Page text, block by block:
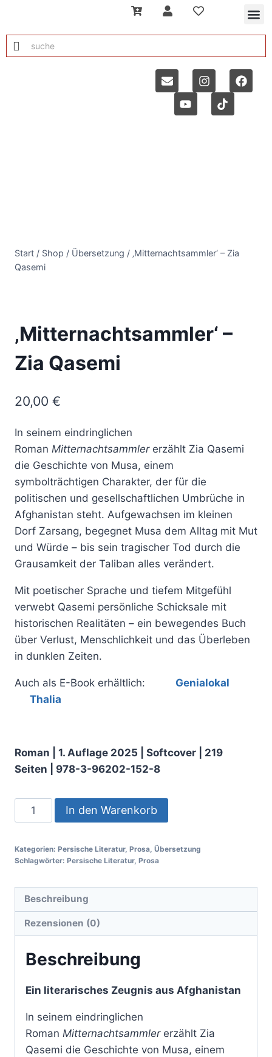
Start / Shop / Übersetzung / ‚Mitternachtsammler‘ – Zia
Qasemi
‚Mitternachtsammler‘ –
Zia Qasemi
20,00 €
In seinem eindringlichen
Roman Mitternachtsammlererzählt Zia Qasemi
die Geschichte von Musa, einem
symbolträchtigen Charakter, der für die
politischen und gesellschaftlichen Umbrüche in
Afghanistan steht. Aufgewachsen im kleinen
Dorf Zarsang, begegnet Musa dem Alltag mit Mut
und Würde – bis sein tragischer Tod durch die
Grausamkeit der Taliban alles verändert.
Mit poetischer Sprache und tiefem Mitgefühl
verwebt Qasemi persönliche Schicksale mit
historischen Realitäten – ein bewegendes Buch
über Verlust, Menschlichkeit und das Überleben
in dunklen Zeiten.
Auch als E-Book erhältlich: Genialokal
Thalia
Roman | 1. Auflage 2025 | Softcover | 219
Seiten | 978-3-96202-152-8
In den Warenkorb
Kategorien: Persische Literatur, Prosa Übersetzung
Schlagwörter: Persische Literatur, Prosa
Beschreibung
Rezensionen (0)
Beschreibung
Ein literarisches Zeugnis aus Afghanistan
In seinem eindringlichen
Roman Mitternachtsammlererzählt Zia
Qasemi die Geschichte von Musa, einem